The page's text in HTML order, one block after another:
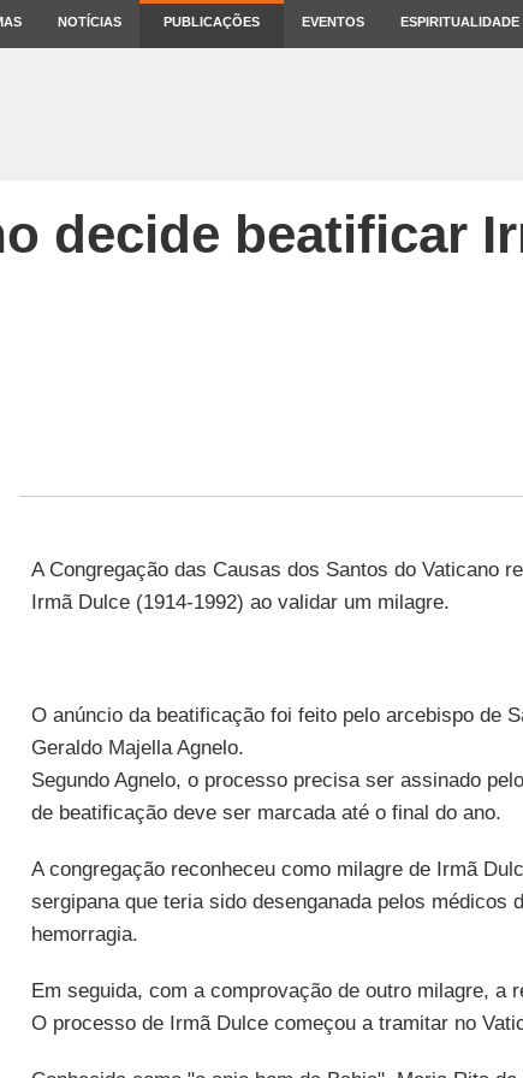
NOTÍCIAS PUBLICAÇÕES EVENTOS ESPIRITUALIDADE
decide beatificar
A Congregação das Causas dos Santos do Vaticano
Irmã Dulce (1914-1992) ao validar um milagre.
O anúncio da beatificação foi feito pelo arcebispo de
Geraldo Majella Agnelo.
Segundo Agnelo, o processo precisa ser assinado
de beatificação deve ser marcada até o final do ano.
A congregação reconheceu como milagre de Irmã
sergipana que teria sido desenganada pelos médicos
hemorragia.
Em seguida, com a comprovação de outro milagre, a
O processo de Irmã Dulce começou a tramitar no